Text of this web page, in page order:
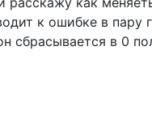
к ошибке в
сбрасывается в 0